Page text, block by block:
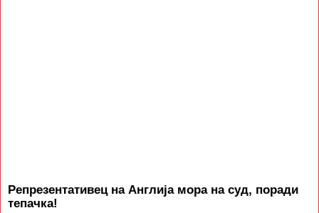
Репрезентативец на Англија мора на суд, поради
тепачка!